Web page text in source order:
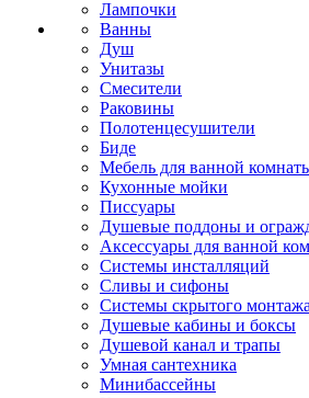
Лампочки
Ванны
Душ
Унитазы
Смесители
Раковины
Полотенцесушители
Биде
Мебель для ванной
Кухонные мойки
Писсуары
Душевые поддоны и
Аксессуары для ванной
Системы инсталляций
Сливы и сифоны
Системы скрытого монтажа
Душевые кабины и боксы
Душевой канал и трапы
Умная сантехника
Минибассейны